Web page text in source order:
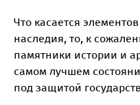
Что касается
наследия, то, к
памятники истории и
самом лучшем
под защитой